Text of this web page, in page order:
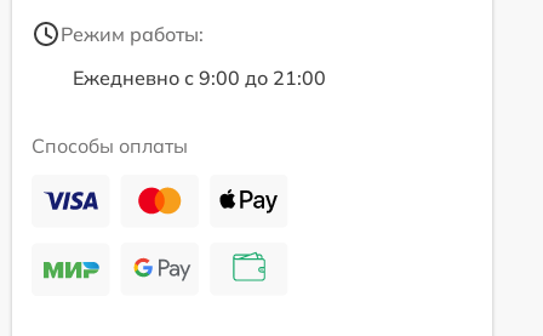
Режим работы:
Ежедневно с 9:00 до 21:00
Способы оплаты